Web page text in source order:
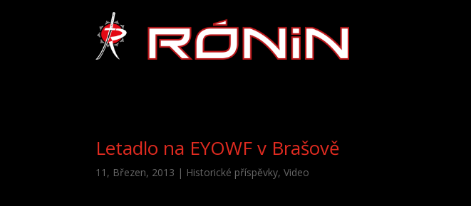
Letadlo na EYOWF v Brašově
11, Březen, 2013 | Historické příspěvky,Video